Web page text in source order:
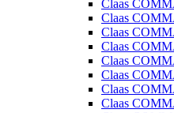
Claas
Claas
Claas
Claas
Claas
Claas
Claas
Claas